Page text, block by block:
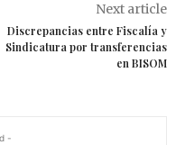
Next article
Discrepancias entre Fiscalía y
Sindicatura por transferencias
en BISOM
-